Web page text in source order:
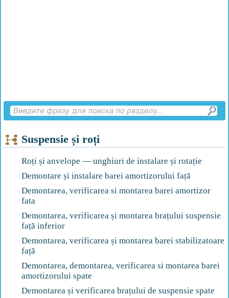
Suspensie și roți
Roți și anvelope — unghiuri de instalare și rotație
Demontare și instalare barei amortizorului față
Demontarea, verificarea si montarea barei amortizor
fata
Demontarea, verificarea și montarea brațului suspensie
față inferior
Demontarea, verificarea și montarea barei stabilizatoare
față
Demontarea, demontarea, verificarea si montarea barei
amortizorului spate
Demontarea și verificarea brațului de suspensie spate